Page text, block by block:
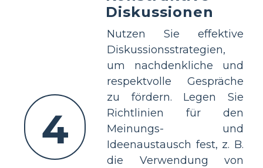
4
Diskussionen
Nutzen Sie effektive
Diskussionsstrategien,
um nachdenkliche und
respektvolle Gespräche
zu fördern. Legen Sie
Richtlinien für den
Meinungs- und
Ideenaustausch fest, z. B.
die Verwendung von